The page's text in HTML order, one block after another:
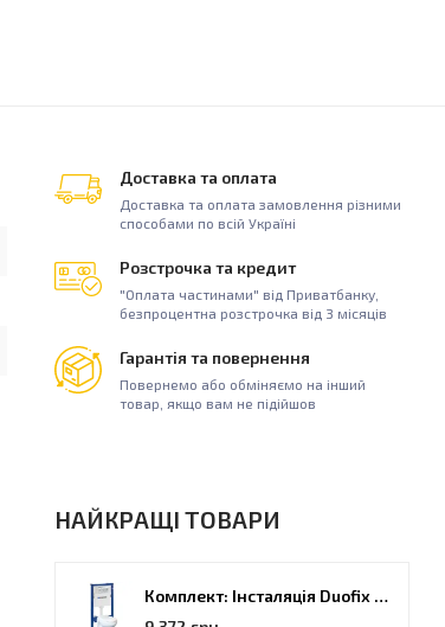
Доставка та оплата
Доставка та оплата замовлення різними
способами по всій Україні
Розстрочка та кредит
"Оплата частинами" від Приватбанку,
безпроцентна розстрочка від 3 місяців
Гарантія та повернення
Повернемо або обміняємо на інший
товар, якщо вам не підійшов
НАЙКРАЩІ ТОВАРИ
Комплект: Інсталяція Duofix PRO 20 + унітаз Kolo Idol (118.315.21.2)